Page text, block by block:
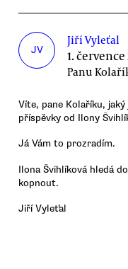
JV
Jiří Vyleťal
1. července
Panu
Víte, pane Kolaříku,
příspěvky od Ilony
Já Vám to prozradím.
Ilona Švihlíková hledá
kopnout.
Jiří Vyleťal